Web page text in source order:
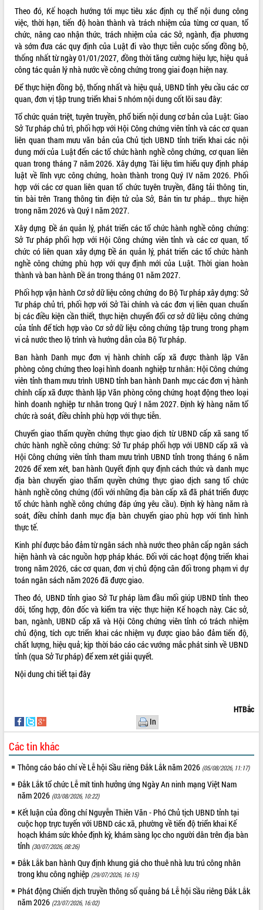
VIDEO
Không có file video nào để phát.
ALBUM ẢNH
LIÊN KẾT WEB
THỐNG KÊ TRUY CẬP
Hôm nay:
14922
Tất cả:
65991064
Theo đó, Kế hoạch hướng tới mục tiêu xác định cụ thể nội dung công
việc, thời hạn, tiến độ hoàn thành và trách nhiệm của từng cơ quan, tổ
chức, nâng cao nhận thức, trách nhiệm của các Sở, ngành, địa phương
và sớm đưa các quy định của Luật đi vào thực tiễn cuộc sống đồng bộ,
thống nhất từ ngày 01/01/2027, đồng thời tăng cường hiệu lực, hiệu quả
công tác quản lý nhà nước về công chứng trong giai đoạn hiện nay.
Để thực hiện đồng bộ, thống nhất và hiệu quả, UBND tỉnh yêu cầu các cơ
quan, đơn vị tập trung triển khai 5 nhóm nội dung cốt lõi sau đây:
Tổ chức quán triệt, tuyên truyền, phổ biến nội dung cơ bản của Luật: Giao
Sở Tư pháp chủ trì, phối hợp với Hội Công chứng viên tỉnh và các cơ quan
liên quan tham mưu văn bản của Chủ tịch UBND tỉnh triển khai các nội
dung mới của Luật đến các tổ chức hành nghề công chứng, cơ quan liên
quan trong tháng 7 năm 2026. Xây dựng Tài liệu tìm hiểu quy định pháp
luật về lĩnh vực công chứng, hoàn thành trong Quý IV năm 2026. Phối
hợp với các cơ quan liên quan tổ chức tuyên truyền, đăng tải thông tin,
tin bài trên Trang thông tin điện tử của Sở, Bản tin tư pháp... thực hiện
trong năm 2026 và Quý I năm 2027.
Xây dựng Đề án quản lý, phát triển các tổ chức hành nghề công chứng:
Sở Tư pháp phối hợp với Hội Công chứng viên tỉnh và các cơ quan, tổ
chức có liên quan xây dựng Đề án quản lý, phát triển các tổ chức hành
nghề công chứng phù hợp với quy định mới của Luật. Thời gian hoàn
thành và ban hành Đề án trong tháng 01 năm 2027.
Phối hợp vận hành Cơ sở dữ liệu công chứng do Bộ Tư pháp xây dựng: Sở
Tư pháp chủ trì, phối hợp với Sở Tài chính và các đơn vị liên quan chuẩn
bị các điều kiện cần thiết, thực hiện chuyển đổi cơ sở dữ liệu công chứng
của tỉnh để tích hợp vào Cơ sở dữ liệu công chứng tập trung trong phạm
vi cả nước theo lộ trình và hướng dẫn của Bộ Tư pháp.
Ban hành Danh mục đơn vị hành chính cấp xã được thành lập Văn
phòng công chứng theo loại hình doanh nghiệp tư nhân: Hội Công chứng
viên tỉnh tham mưu trình UBND tỉnh ban hành Danh mục các đơn vị hành
chính cấp xã được thành lập Văn phòng công chứng hoạt động theo loại
hình doanh nghiệp tư nhân trong Quý I năm 2027. Định kỳ hàng năm tổ
chức rà soát, điều chỉnh phù hợp với thực tiễn.
Chuyển giao thẩm quyền chứng thực giao dịch từ UBND cấp xã sang tổ
chức hành nghề công chứng: Sở Tư pháp phối hợp với UBND cấp xã và
Hội Công chứng viên tỉnh tham mưu trình UBND tỉnh trong tháng 6 năm
2026 để xem xét, ban hành Quyết định quy định cách thức và danh mục
địa bàn chuyển giao thẩm quyền chứng thực giao dịch sang tổ chức
hành nghề công chứng (đối với những địa bàn cấp xã đã phát triển được
tổ chức hành nghề công chứng đáp ứng yêu cầu). Định kỳ hàng năm rà
soát, điều chỉnh danh mục địa bàn chuyển giao phù hợp với tình hình
thực tế.
Kinh phí được bảo đảm từ ngân sách nhà nước theo phân cấp ngân sách
hiện hành và các nguồn hợp pháp khác. Đối với các hoạt động triển khai
trong năm 2026, các cơ quan, đơn vị chủ động cân đối trong phạm vi dự
toán ngân sách năm 2026 đã được giao.
Theo đó, UBND tỉnh giao Sở Tư pháp làm đầu mối giúp UBND tỉnh theo
dõi, tổng hợp, đôn đốc và kiểm tra việc thực hiện Kế hoạch này. Các sở,
ban, ngành, UBND cấp xã và Hội Công chứng viên tỉnh có trách nhiệm
chủ động, tích cực triển khai các nhiệm vụ được giao bảo đảm tiến độ,
chất lượng, hiệu quả; kịp thời báo cáo các vướng mắc phát sinh về UBND
tỉnh (qua Sở Tư pháp) để xem xét giải quyết.
Nội dung chi tiếttại đây
HTBắc
In
Các tin khác
Thông cáo báo chí về Lễ hội Sầu riêng Đắk Lắk năm 2026 (05/08/2026, 11:17)
Đắk Lắk tổ chức Lễ mít tinh hưởng ứng Ngày An ninh mạng Việt Nam
năm 2026 (03/08/2026, 10:22)
Kết luận của đồng chí Nguyễn Thiên Văn - Phó Chủ tịch UBND tỉnh tại
cuộc họp trực tuyến với UBND các xã, phường về tiến độ triển khai Kế
hoạch khám sức khỏe định kỳ, khám sàng lọc cho người dân trên địa bàn
tỉnh (30/07/2026, 08:26)
Đắk Lắk ban hành Quy định khung giá cho thuê nhà lưu trú công nhân
trong khu công nghiệp (29/07/2026, 16:15)
Phát động Chiến dịch truyền thông số quảng bá Lễ hội Sầu riêng Đắk Lắk
năm 2026 (23/07/2026, 16:02)